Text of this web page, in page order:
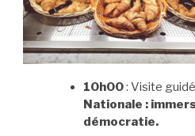
10h00: Visite
Nationale :
démocratie.